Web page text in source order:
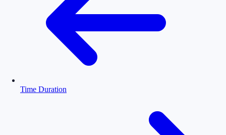
Time Duration